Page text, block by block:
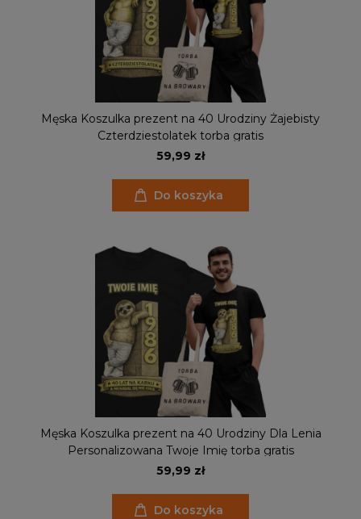
Męska Koszulka prezent na 40 Urodziny Żajebisty
Czterdziestolatek torba gratis
59,99 zł
Do koszyka
Męska Koszulka prezent na 40 Urodziny Dla Lenia
Personalizowana Twoje Imię torba gratis
59,99 zł
Do koszyka